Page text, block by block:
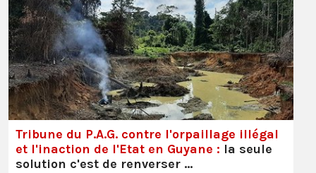
Tribune du P.A.G. contre l'orpaillage illégal
et l'inaction de l'Etat en Guyane : la seule
solution c'est de renverser …